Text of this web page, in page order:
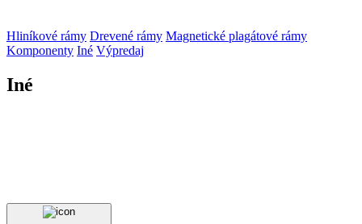
Hliníkové rámy Drevené rámy Magnetické plagátové rámy
Komponenty Iné Výpredaj
Iné